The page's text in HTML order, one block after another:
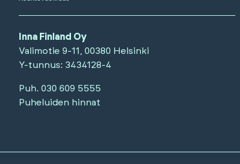
Inna Finland Oy
Valimotie 9-11, 00380 Helsinki
Y-tunnus: 3434128-4
Puh. 030 609 5555
Puheluiden hinnat